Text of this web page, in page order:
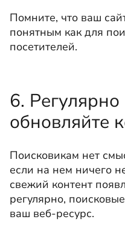
Помните, что ваш
понятным как для
посетителей.
6.
обновляйте
Поисковикам нет
если на нем ничего
свежий контент
регулярно,
ваш веб-ресурс.